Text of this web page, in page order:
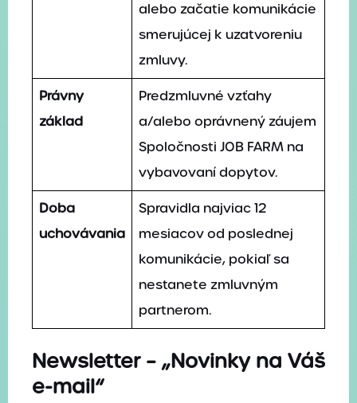
alebo začatie komunikácie
smerujúcej k uzatvoreniu
zmluvy.
Právny
základ
Predzmluvné vzťahy
a/alebo oprávnený záujem
Spoločnosti JOB FARM na
vybavovaní dopytov.
Doba
uchovávania
Spravidla najviac 12
mesiacov od poslednej
komunikácie, pokiaľ sa
nestanete zmluvným
partnerom.
Newsletter – „Novinky na Váš
e-mail“